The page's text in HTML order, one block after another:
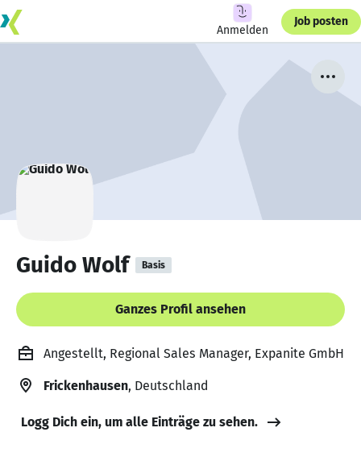
Anmelden
Job posten
Guido Wolf Basis
Ganzes Profil ansehen
Angestellt, Regional Sales Manager, Expanite GmbH
Frickenhausen, Deutschland
Logg Dich ein, um alle Einträge zu sehen.